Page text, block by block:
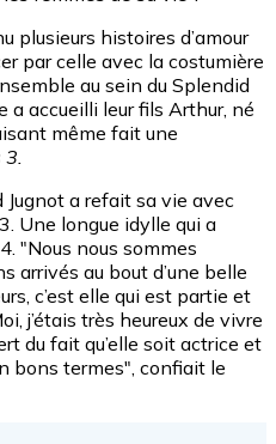
plusieurs histoires d’amour
par celle avec la costumière
au sein du Splendid
a accueilli leur fils Arthur, né
même fait une
Jugnot a refait sa vie avec
Une longue idylle qui a
"Nous nous sommes
arrivés au bout d’une belle
c’est elle qui est partie et
j’étais très heureux de vivre
du fait qu’elle soit actrice et
bons termes", confiait le